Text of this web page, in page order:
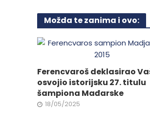
Opcije
mogu
izabrane
stranici
proizvoda.
Možda te zanima i ovo:
Ferencvaroš deklasirao
osvojio istorijsku 27. titulu
šampiona Mađarske
18/05/2025